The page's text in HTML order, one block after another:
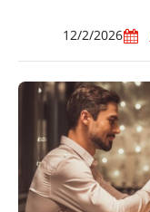
12/2/2026